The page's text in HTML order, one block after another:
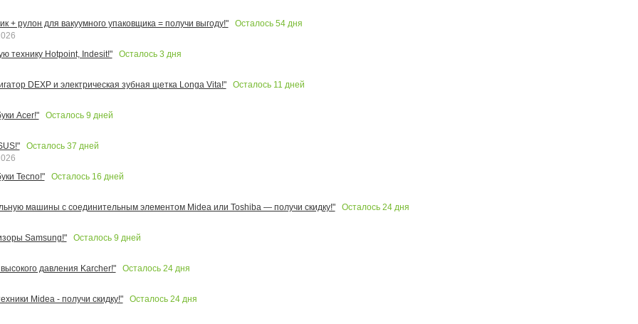
+ рулон для вакуумного упаковщика = получи выгоду!" Осталось 54дня
технику Hotpoint, Indesit!"
Осталось 3 дня
DEXP и электрическая зубная щетка Longa Vita!" Осталось 11 дней
Acer!" Осталось 9 дней
Осталось 37 дней
Tecno!"
Осталось 16 дней
машины с соединительным элементом Midea или Toshiba — получи скидку!" Осталось 24дня
Samsung!" Осталось 9 дней
давления Karcher!" Осталось 24дня
Midea - получи скидку!" Осталось 24дня